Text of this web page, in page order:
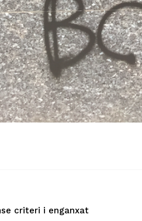
criteri i enganxat